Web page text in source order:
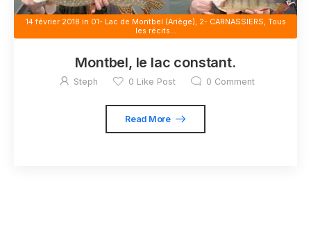
14 février 2018 in 01- Lac de Montbel (Ariège), 2- CARNASSIERS, Tous
les récits...
Montbel, le lac constant.
Steph 0 Like Post 0 Comment
Read More